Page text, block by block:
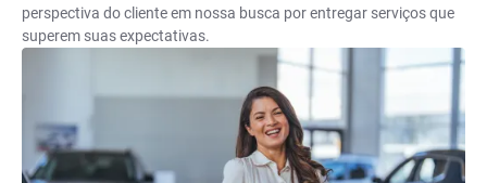
perspectiva do cliente em nossa busca por entregar serviços que
superem suas expectativas.